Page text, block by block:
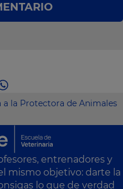
a la Protectora de Animales
entrenadores y
mismo objetivo: darte la
lo que de verdad